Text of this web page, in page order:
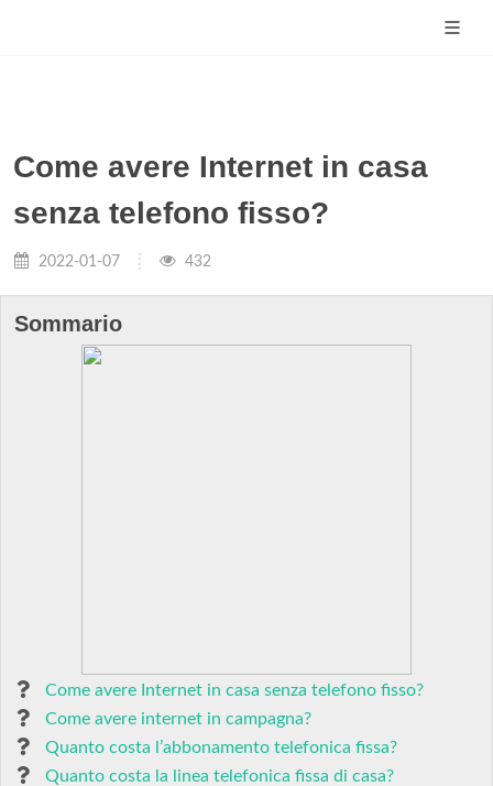
Come avere Internet in casa
senza telefono fisso?
2022-01-07 432
Sommario
Come avere Internet in casa senza telefono fisso?
Come avere internet in campagna?
Quanto costa l’abbonamento telefonica fissa?
Quanto costa la linea telefonica fissa di casa?